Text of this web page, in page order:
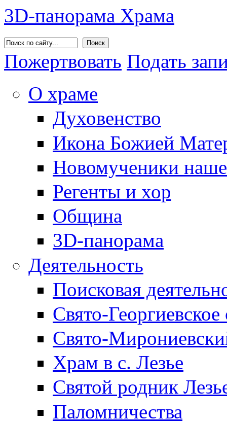
3D-панорама Храма
Пожертвовать Подать
О храме
Духовенство
Икона Божией
Новомученики
Регенты и хор
Община
3D-панорама
Деятельность
Поисковая
Свято-Георгиевское
Свято-
Храм в с. Лезье
Святой родник
Паломничества